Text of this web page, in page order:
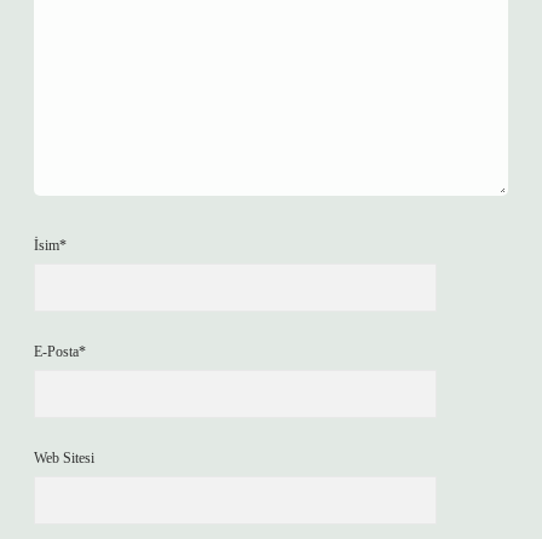
İsim*
E-Posta*
Web Sitesi